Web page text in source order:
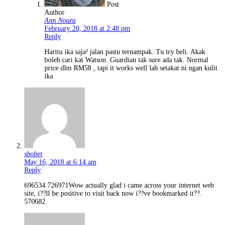
Post
Author
Ann Noura
February 20, 2018 at 2:48 pm
Reply
Haritu ika saja² jalan pastu ternampak. Tu try beli. Akak
boleh cari kat Watson. Guardian tak sure ada tak. Normal
price dlm RM58 , tapi it works well lah setakat ni ngan kulit
ika
sbobet
May 16, 2018 at 6:14 am
Reply
696534 726971Wow actually glad i came across your internet web
site, i??ll be positive to visit back now i??ve bookmarked it??.
570682